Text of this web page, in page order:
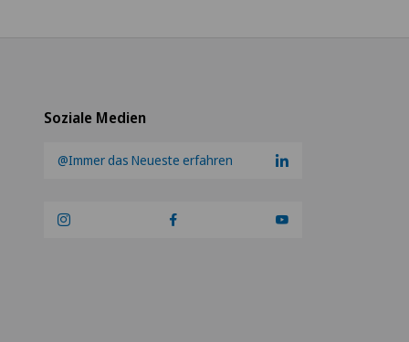
Soziale Medien
@Immer das Neueste erfahren